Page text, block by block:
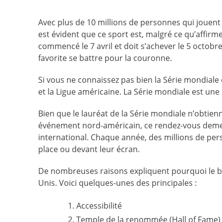
Avec plus de 10 millions de personnes qui
est évident que ce sport est, malgré ce
commencé le 7 avril et doit s’achever le 5
favorite se battre pour la couronne.
Si vous ne connaissez pas bien la Série
et la Ligue américaine. La Série mondiale est
Bien que le lauréat de la Série mondiale
événement nord-américain, ce rendez-vous
international. Chaque année, des millions de
place ou devant leur écran.
De nombreuses raisons expliquent pourquoi le
Unis. Voici quelques-unes des principales :
Accessibilité
Temple de la renommée (Hall of Fame)